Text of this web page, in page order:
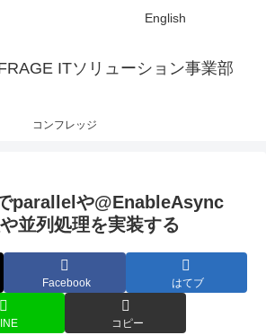
ITソリューション事業部
コンフレッジ
English
parallelや@EnableAsync
並列処理を実装する
Facebook はてブ
コピー